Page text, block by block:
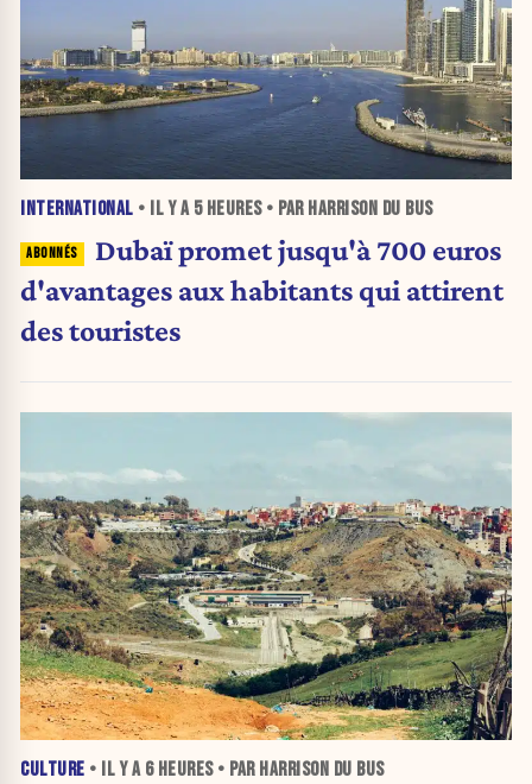
INTERNATIONAL • IL Y A 5 HEURES• PAR HARRISON DU BUS
Dubaï promet jusqu'à 700 euros
d'avantages aux habitants qui attirent
des touristes
CULTURE • IL Y A 6 HEURES• PAR HARRISON DU BUS